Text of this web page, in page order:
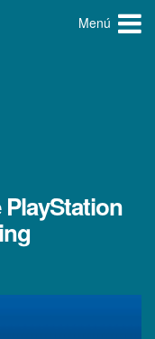
Menú